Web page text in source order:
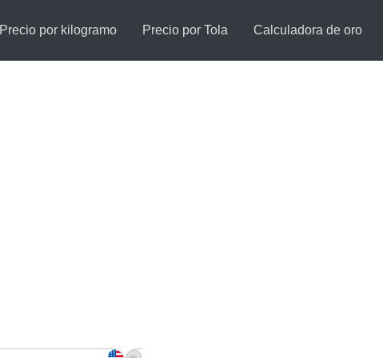
Precio por kilogramo Precio por Tola Calculadora de oro